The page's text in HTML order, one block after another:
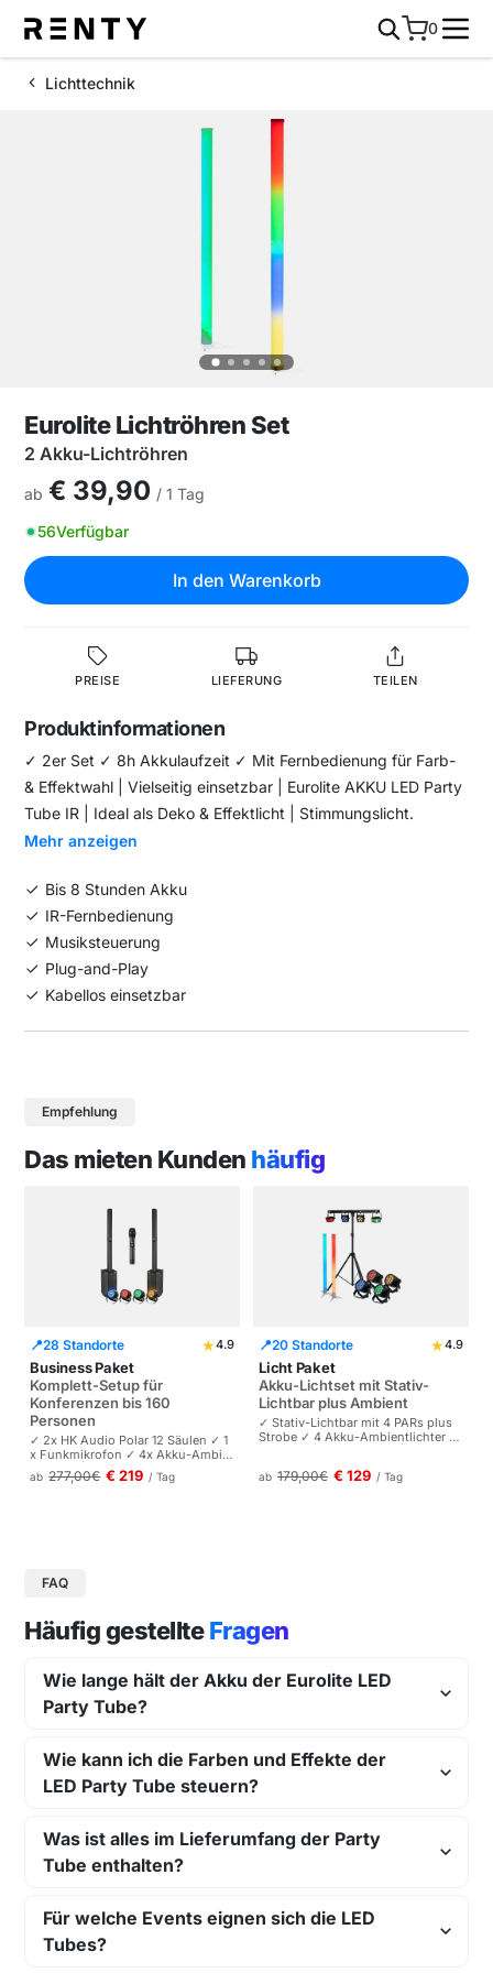
0
Lichttechnik
Eurolite Lichtröhren Set
2 Akku-Lichtröhren
ab € 39,90 / 1 Tag
56Verfügbar
In den Warenkorb
PREISE LIEFERUNG TEILEN
Produktinformationen
✓ 2er Set ✓ 8h Akkulaufzeit ✓ Mit Fernbedienung für Farb-
& Effektwahl | Vielseitig einsetzbar | Eurolite AKKU LED Party
Tube IR | Ideal als Deko & Effektlicht | Stimmungslicht.
Mehr anzeigen
Bis 8 Stunden Akku
IR-Fernbedienung
Musiksteuerung
Plug-and-Play
Kabellos einsetzbar
Empfehlung
Das mieten Kunden häufig
📍28 Standorte ★4.9
Business Paket
Komplett-Setup für
Konferenzen bis 160
Personen
✓ 2x HK Audio Polar 12 Säulen ✓ 1
x Funkmikrofon ✓ 4x Akku-Ambie
ntlichter | Komplettes Setup für Ta
gungen und Pressekonferenzen |
ab 277,00€ € 219 / Tag
📍20 Standorte ★4.9
Licht Paket
Akku-Lichtset mit Stativ-
Lichtbar plus Ambient
✓ Stativ-Lichtbar mit 4 PARs plus
Strobe ✓ 4 Akku-Ambientlichter ✓
ersonen.
ab 179,00€ € 129 / Tag
FAQ
Häufig gestellteFragen
Wie lange hält der Akku der Eurolite LED
Party Tube?
Wie kann ich die Farben und Effekte der
LED Party Tube steuern?
Was ist alles im Lieferumfang der Party
Tube enthalten?
Für welche Events eignen sich die LED
Tubes?